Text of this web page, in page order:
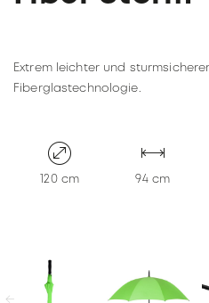
Detailhandel
DETAILHANDEL
Unsere Schirmpartner
Wiederverkäufer werden
Unternehmen
KNIRPS
NACHHALTIGKEIT
Extrem leichter und
Fiberglastechnologie.
120 cm 94 cm